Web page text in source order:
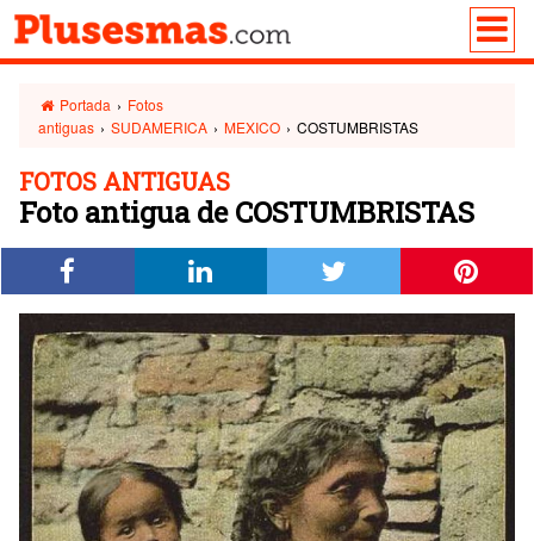
Portada › Fotos
antiguas › SUDAMERICA › MEXICO › COSTUMBRISTAS
FOTOS ANTIGUAS
Foto antigua de COSTUMBRISTAS